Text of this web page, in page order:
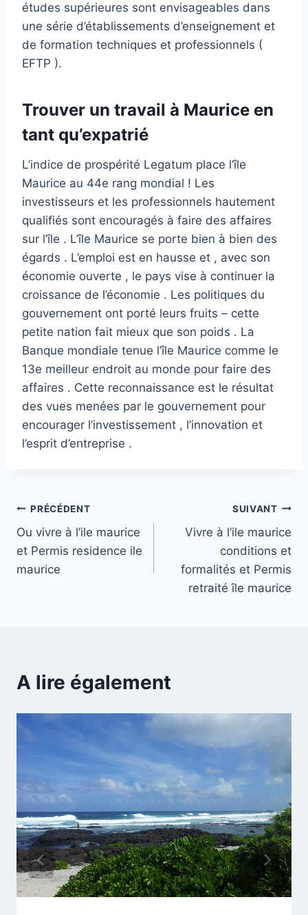
études supérieures sont envisageables dans
une série d’établissements d’enseignement et
de formation techniques et professionnels (
EFTP ).
Trouver un travail à Maurice en
tant qu’expatrié
L’indice de prospérité Legatum place l’île
Maurice au 44e rang mondial ! Les
investisseurs et les professionnels hautement
qualifiés sont encouragés à faire des affaires
sur l’île . L’île Maurice se porte bien à bien des
égards . L’emploi est en hausse et , avec son
économie ouverte , le pays vise à continuer la
croissance de l’économie . Les politiques du
gouvernement ont porté leurs fruits – cette
petite nation fait mieux que son poids . La
Banque mondiale tenue l’île Maurice comme le
13e meilleur endroit au monde pour faire des
affaires . Cette reconnaissance est le résultat
des vues menées par le gouvernement pour
encourager l’investissement , l’innovation et
l’esprit d’entreprise .
Navigation
de
l’article
PRÉCÉDENT
Ou vivre à l’ile maurice
et Permis residence ile
maurice
SUIVANT
Vivre à l’ile maurice
conditions et
formalités et Permis
retraité île maurice
A lire également